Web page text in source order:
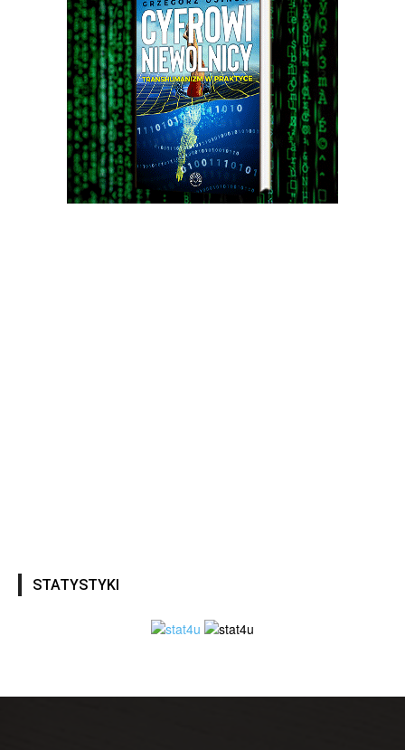
STATYSTYKI